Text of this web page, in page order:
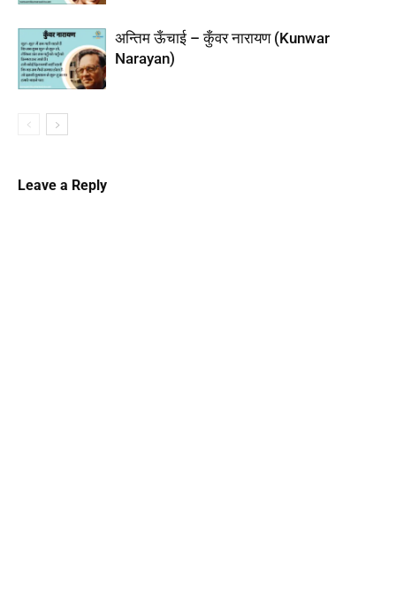
अन्तिम ऊँचाई – कुँवर नारायण (Kunwar
Narayan)
Leave a Reply